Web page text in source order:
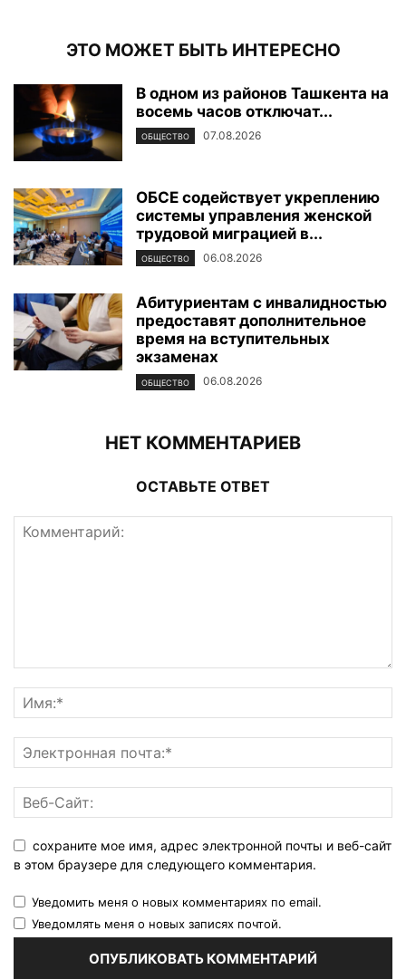
ЭТО МОЖЕТ БЫТЬ ИНТЕРЕСНО
В одном из районов Ташкента на
восемь часов отключат...
ОБЩЕСТВО 07.08.2026
ОБСЕ содействует укреплению
системы управления женской
трудовой миграцией в...
ОБЩЕСТВО 06.08.2026
Абитуриентам с инвалидностью
предоставят дополнительное
время на вступительных
экзаменах
ОБЩЕСТВО 06.08.2026
НЕТ КОММЕНТАРИЕВ
ОСТАВЬТЕ ОТВЕТ
сохраните мое имя, адрес электронной почты и веб-сайт
в этом браузере для следующего комментария.
Уведомить меня о новых комментариях по email.
Уведомлять меня о новых записях почтой.